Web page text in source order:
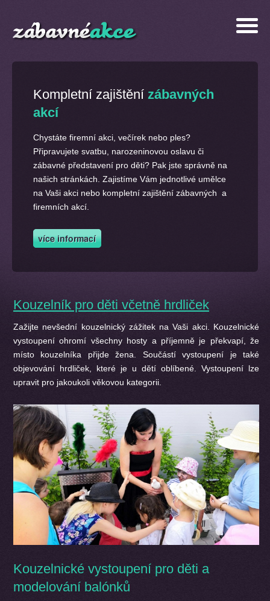
Kompletní zajištění zábavných
akcí
Chystáte firemní akci, večírek nebo ples?
Připravujete svatbu, narozeninovou oslavu či
zábavné představení pro děti? Pak jste správně na
našich stránkách. Zajistíme Vám jednotlivé umělce
na Vaši akci nebo kompletní zajištění zábavných a
firemních akcí.
Kouzelník pro děti včetně hrdliček
Zažijte nevšední kouzelnický zážitek na Vaši akci. Kouzelnické
vystoupení ohromí všechny hosty a příjemně je překvapí, že
místo kouzelníka přijde žena. Součástí vystoupení je také
objevování hrdliček, které je u dětí oblíbené. Vystoupení lze
upravit pro jakoukoli věkovou kategorii.
Kouzelnické vystoupení pro děti a
modelování balónků